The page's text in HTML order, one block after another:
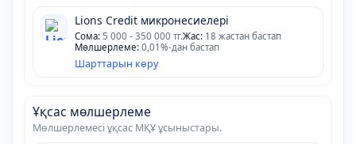
Lions Credit микронесиелері
Сома: 5 000 - 350 000 тг.Жас: 18 жастан бастап
Мөлшерлеме: 0,01%-дан бастап
Шарттарын көру
Ұқсас мөлшерлеме
Мөлшерлемесі ұқсас МҚҰ ұсыныстары.